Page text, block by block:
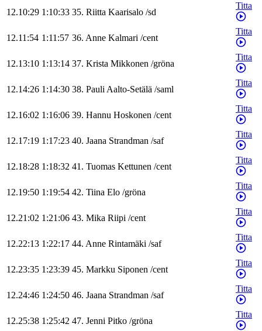
12.10:29 1:10:33 35. Riitta Kaarisalo /sd
Titta
12.11:54 1:11:57 36. Anne Kalmari /cent
Titta
12.13:10 1:13:14 37. Krista Mikkonen /gröna
Titta
12.14:26 1:14:30 38. PauliAalto-Setälä /saml
Titta
12.16:02 1:16:06 39. Hannu Hoskonen /cent
Titta
12.17:19 1:17:23 40. Jaana Strandman /saf
Titta
12.18:28 1:18:32 41. Tuomas Kettunen /cent
Titta
12.19:50 1:19:54 42. Tiina Elo /gröna
Titta
12.21:02 1:21:06 43. Mika Riipi /cent
Titta
12.22:13 1:22:17 44. Anne Rintamäki /saf
Titta
12.23:35 1:23:39 45. Markku Siponen /cent
Titta
12.24:46 1:24:50 46. Jaana Strandman /saf
Titta
12.25:38 1:25:42 47. Jenni Pitko /gröna
Titta